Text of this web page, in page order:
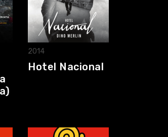
2014
Hotel Nacional